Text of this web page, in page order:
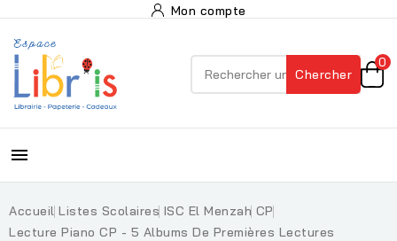
Mon compte
Chercher
0

Accueil Listes Scolaires ISC El Menzah CP
Lecture Piano CP - 5 Albums De Premières Lectures